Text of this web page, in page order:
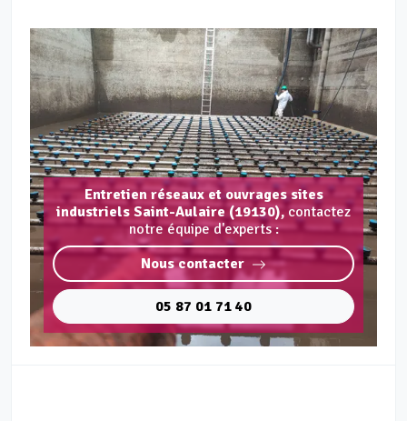
Entretien réseaux et ouvrages sites
industriels Saint-Aulaire (19130), contactez
notre équipe d'experts :
Nous contacter
05 87 01 71 40